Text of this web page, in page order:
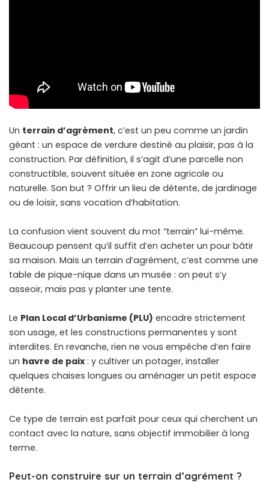
Un terrain d’agrément, c’est un peu comme un jardin
géant : un espace de verdure destiné au plaisir, pas à la
construction. Par définition, il s’agit d’une parcelle non
constructible, souvent située en zone agricole ou
naturelle. Son but ? Offrir un lieu de détente, de jardinage
ou de loisir, sans vocation d’habitation.
La confusion vient souvent du mot “terrain” lui-même.
Beaucoup pensent qu’il suffit d’en acheter un pour bâtir
sa maison. Mais un terrain d’agrément, c’est comme une
table de pique-nique dans un musée : on peut s’y
asseoir, mais pas y planter une tente.
Le Plan Local d’Urbanisme (PLU) encadre strictement
son usage, et les constructions permanentes y sont
interdites. En revanche, rien ne vous empêche d’en faire
un havre de paix: y cultiver un potager, installer
quelques chaises longues ou aménager un petit espace
détente.
Ce type de terrain est parfait pour ceux qui cherchent un
contact avec la nature, sans objectif immobilier à long
terme.
Peut-on construire sur un terrain d’agrément ?